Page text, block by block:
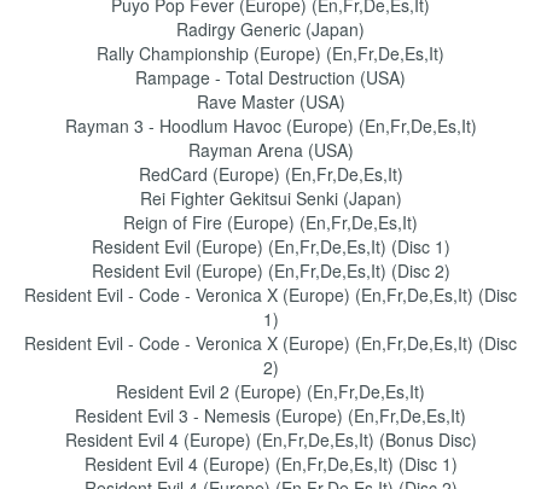
Puyo Pop Fever (Europe) (En,Fr,De,Es,It)
Radirgy Generic (Japan)
Rally Championship (Europe) (En,Fr,De,Es,It)
Rampage - Total Destruction (USA)
Rave Master (USA)
Rayman 3 - Hoodlum Havoc (Europe) (En,Fr,De,Es,It)
Rayman Arena (USA)
RedCard (Europe) (En,Fr,De,Es,It)
Rei Fighter Gekitsui Senki (Japan)
Reign of Fire (Europe) (En,Fr,De,Es,It)
Resident Evil (Europe) (En,Fr,De,Es,It) (Disc 1)
Resident Evil (Europe) (En,Fr,De,Es,It) (Disc 2)
Resident Evil - Code - Veronica X (Europe) (En,Fr,De,Es,It) (Disc
1)
Resident Evil - Code - Veronica X (Europe) (En,Fr,De,Es,It) (Disc
2)
Resident Evil 2 (Europe) (En,Fr,De,Es,It)
Resident Evil 3 - Nemesis (Europe) (En,Fr,De,Es,It)
Resident Evil 4 (Europe) (En,Fr,De,Es,It) (Bonus Disc)
Resident Evil 4 (Europe) (En,Fr,De,Es,It) (Disc 1)